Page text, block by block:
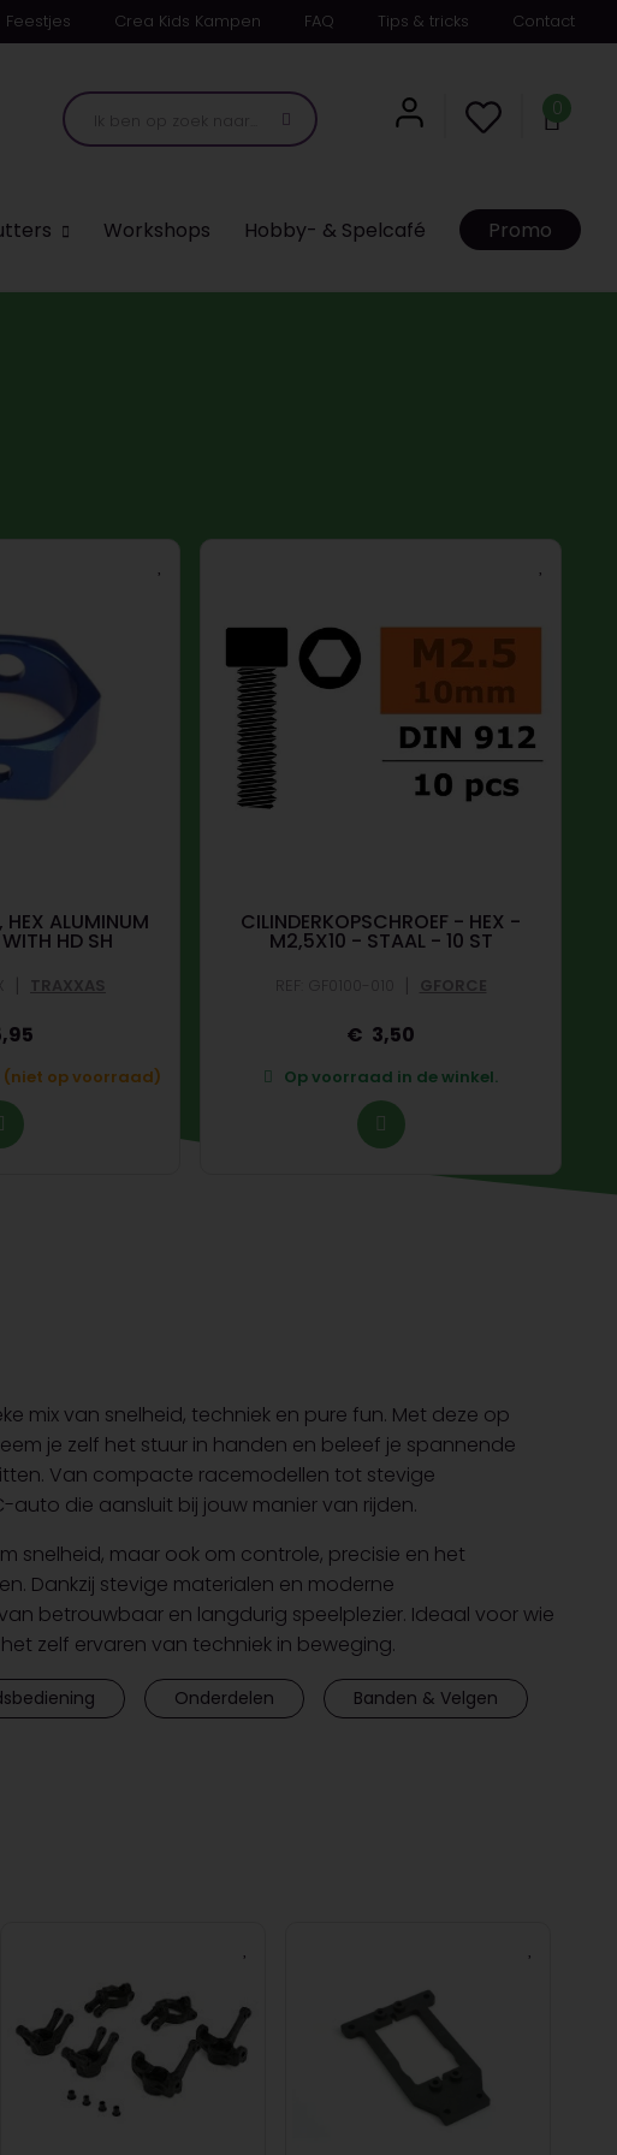
Feestjes Crea Kids Kampen FAQ Tips & tricks Contact
0
Workshops Hobby- & Spelcafé Promo
HEX ALUMINUM
HD SH
| TRAXXAS
op voorraad)
CILINDERKOPSCHROEF - HEX -
M2,5X10 - STAAL - 10 ST
| GFORCE
3,50
Op voorraad in de winkel.
mix van snelheid, techniek en pure fun. Met deze op
je zelf het stuur in handen en beleef je spannende
Van compacte racemodellen tot stevige
auto die aansluit bij jouw manier van rijden.
snelheid, maar ook om controle, precisie en het
Dankzij stevige materialen en moderne
betrouwbaar en langdurig speelplezier. Ideaal voor wie
zelf ervaren van techniek in beweging.
Onderdelen Banden & Velgen